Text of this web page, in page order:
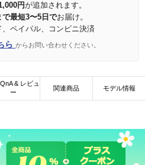
円が追加されます。
最短3〜5日でお届け。
ペイパル、コンビニ決済
ら からお問い合わせください。
& レビュ
ー
関連商品 モデル情報